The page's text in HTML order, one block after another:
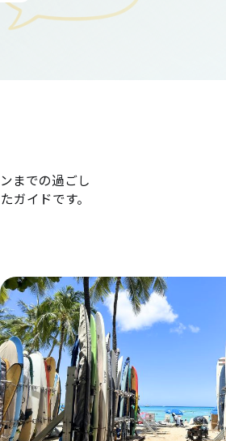
までの過ごし
ガイドです。